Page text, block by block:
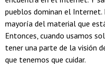
pueblos dominan el Internet.
mayoría del material que
Entonces, cuando usamos
tener una parte de la visión
que tenemos que cuidar.